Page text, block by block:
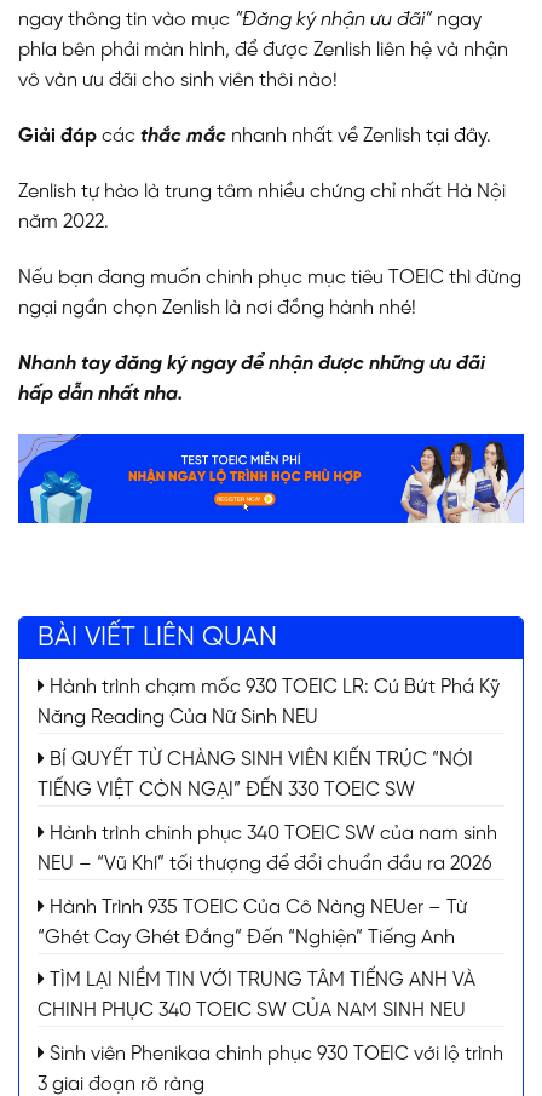
ngay thông tin vào mục “Đăng ký nhận ưu đãi” ngay
phía bên phải màn hình, để được Zenlish liên hệ và nhận
vô vàn ưu đãi cho sinh viên thôi nào!
Giải đáp các thắc mắc nhanh nhất về Zenlish tại đây.
Zenlish tự hào là trung tâm nhiều chứng chỉ nhất Hà Nội
năm 2022.
Nếu bạn đang muốn chinh phục mục tiêu TOEIC thì đừng
ngại ngần chọn Zenlish là nơi đồng hành nhé!
Nhanh tay đăng ký ngay để nhận được những ưu đãi
hấp dẫn nhất nha.
BÀI VIẾT LIÊN QUAN
Hành trình chạm mốc 930 TOEIC LR: Cú Bứt Phá Kỹ
Năng Reading Của Nữ Sinh NEU
BÍ QUYẾT TỪ CHÀNG SINH VIÊN KIẾN TRÚC “NÓI
TIẾNG VIỆT CÒN NGẠI” ĐẾN 330 TOEIC SW
Hành trình chinh phục 340 TOEIC SW của nam sinh
NEU – “Vũ Khí” tối thượng để đổi chuẩn đầu ra 2026
Hành Trình 935 TOEIC Của Cô Nàng NEUer – Từ
“Ghét Cay Ghét Đắng” Đến “Nghiện” Tiếng Anh
TÌM LẠI NIỀM TIN VỚI TRUNG TÂM TIẾNG ANH VÀ
CHINH PHỤC 340 TOEIC SW CỦA NAM SINH NEU
Sinh viên Phenikaa chinh phục 930 TOEIC với lộ trình
3 giai đoạn rõ ràng